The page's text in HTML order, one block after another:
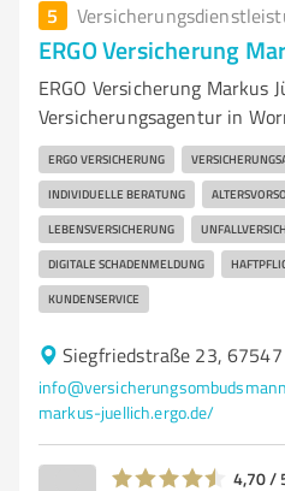
5
ERGO Versicherung
ERGO Versicherung Markus
Versicherungsagentur in
ERGO VERSICHERUNG
INDIVIDUELLE BERATUNG
LEBENSVERSICHERUNG
DIGITALE SCHADENMELDUNG
KUNDENSERVICE
Siegfriedstraße 23,
markus-juellich.ergo.de/
4,70 /